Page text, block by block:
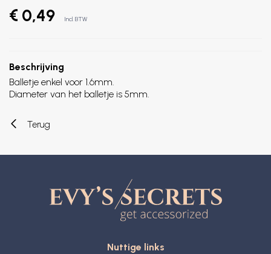
€ 0,49 Incl. BTW
Beschrijving
Balletje enkel voor 1.6mm.
Diameter van het balletje is 5mm.
Terug
Nuttige links